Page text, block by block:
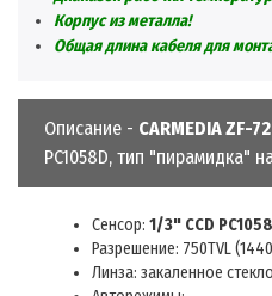
Корпус из металла!
Общая длина кабеля для
Описание - CARMEDIA ZF-
PC1058D, тип "пирамидка"
Сенсор: 1/3" CCD
Разрешение: 750TVL
Линза: закаленное стекло